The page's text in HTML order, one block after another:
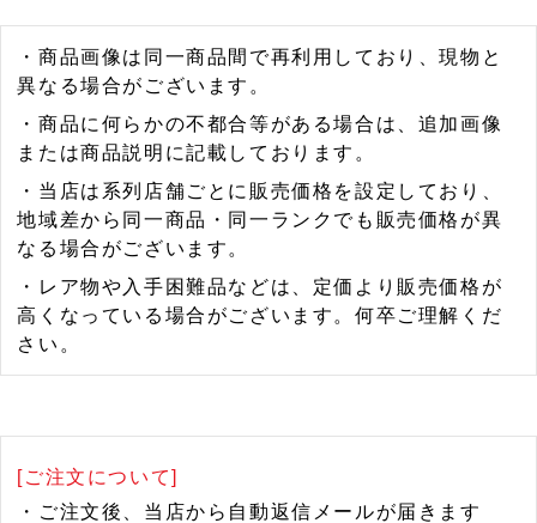
・商品画像は同一商品間で再利用しており、現物と
異なる場合がございます。
・商品に何らかの不都合等がある場合は、追加画像
または商品説明に記載しております。
・当店は系列店舗ごとに販売価格を設定しており、
地域差から同一商品・同一ランクでも販売価格が異
なる場合がございます。
・レア物や入手困難品などは、定価より販売価格が
高くなっている場合がございます。何卒ご理解くだ
さい。
[ご注文について]
・ご注文後、当店から自動返信メールが届きます